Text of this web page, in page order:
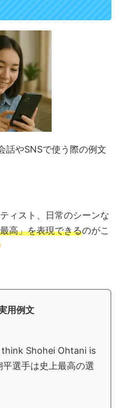
話やSNSで使う際の例文
ィスト、日常のシーンな
高」を表現できるのがこ
用例文
think Shohei Ohtani is
選手は史上最高の選